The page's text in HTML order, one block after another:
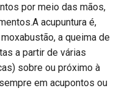
por meio das mãos,
acupuntura é,
a queima de
a partir de várias
sobre ou próximo à
em acupontos ou